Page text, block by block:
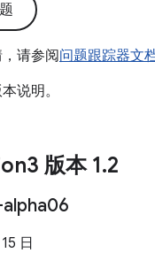
请参阅问题跟踪器文
说明。
版本 1.2
日